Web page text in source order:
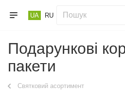
UA RU
Подарункові
пакети
Святковий асортимент